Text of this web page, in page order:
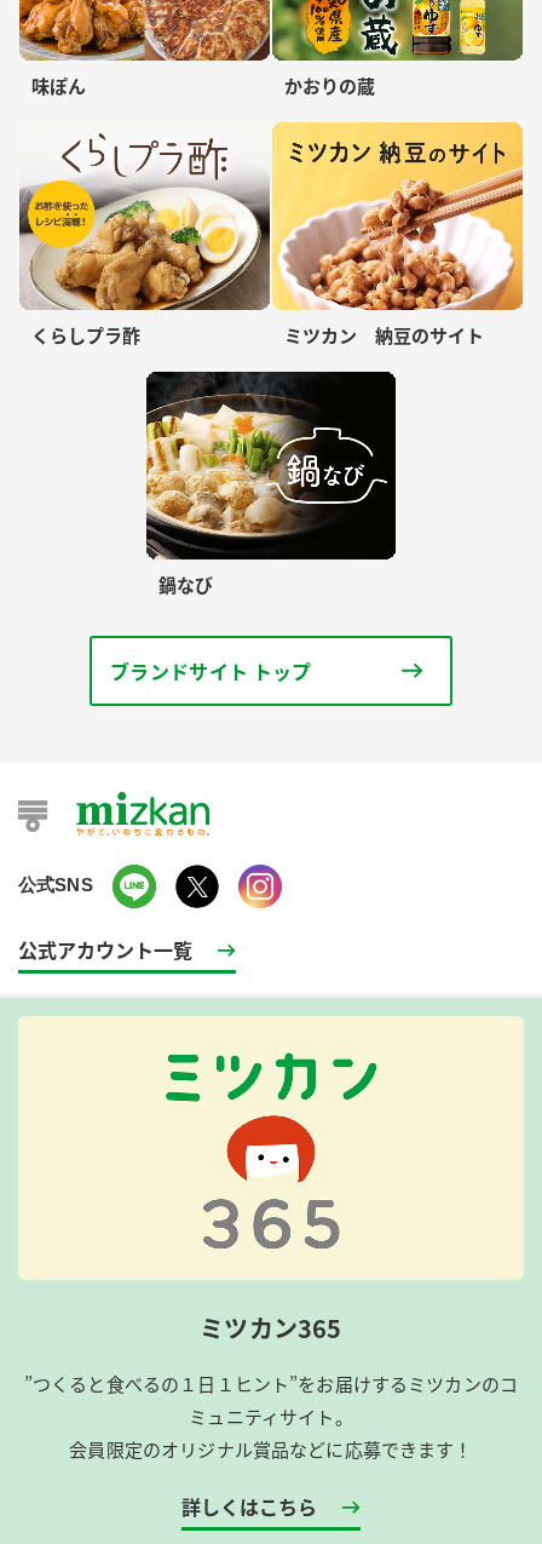
味ぽん かおりの蔵
くらしプラ酢 ミツカン 納豆のサイト
鍋なび
ブランドサイト トップ
公式SNS
公式アカウント一覧
ミツカン365
”つくると食べるの１日１ヒント”をお届けするミツカンのコ
ミュニティサイト。
会員限定のオリジナル賞品などに応募できます！
詳しくはこちら